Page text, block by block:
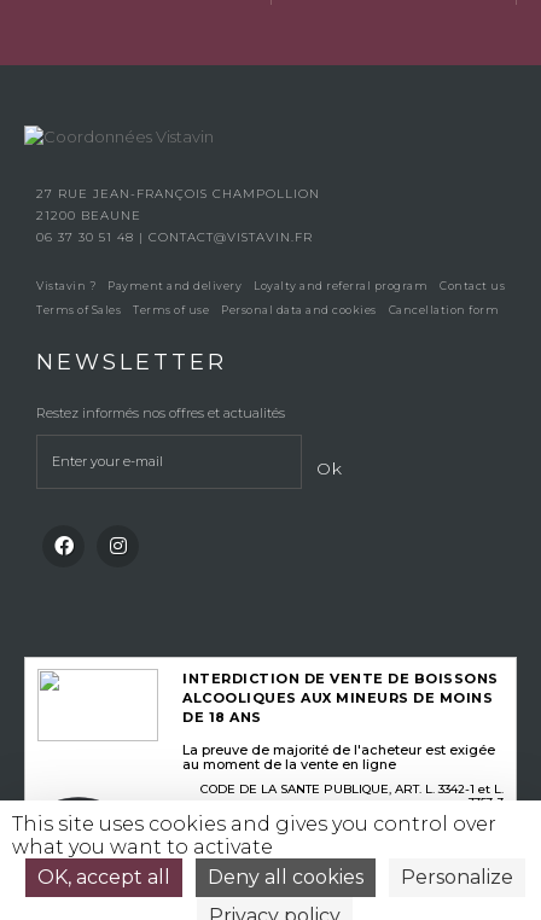
27 RUE JEAN-FRANÇOIS CHAMPOLLION
21200 BEAUNE
06 37 30 51 48 | CONTACT@VISTAVIN.FR
Vistavin ? Payment and delivery Loyalty and referral program
Contact us
Terms of Sales
Terms of use Personal data and cookies Cancellation form
NEWSLETTER
Restez informés nos offres et actualités
Ok
INTERDICTION DE VENTE DE BOISSONS
ALCOOLIQUES AUX MINEURS DE MOINS
DE 18 ANS
La preuve de majorité de l'acheteur est exigée
au moment de la vente en ligne
CODE DE LA SANTE PUBLIQUE, ART. L. 3342-1 et L.
3353-3
L’abus d’alcool est dangereux pour la santé, consommez avec modération
Rouge Cerise
This site uses cookies and gives you control over
what you want to activate
OK, accept all
Deny all cookies
Personalize